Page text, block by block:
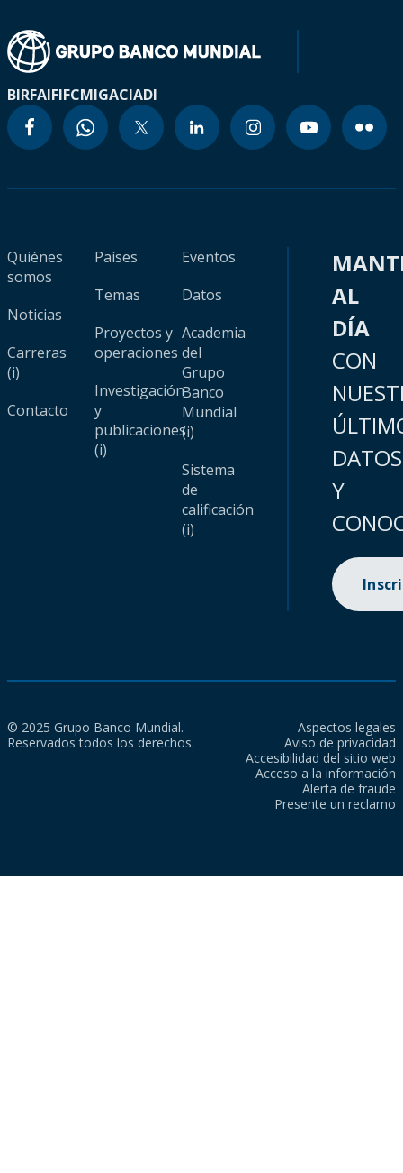
BIRFAIFIFCMIGACIADI
Quiénes
somos
Noticias
Carreras
(i)
Contacto
Países
Temas
Proyectos y
operaciones
Investigación
y
publicaciones
(i)
Eventos
Datos
Academia
del
Grupo
Banco
Mundial
(i)
Sistema
de
calificación
(i)
AL
DÍA
CON
DATOS
Y
© 2025 Grupo Banco Mundial.
Reservados todos los derechos.
Aspectos legales
Aviso de privacidad
Accesibilidad del sitio web
Acceso a la información
Alerta de fraude
Presente un reclamo